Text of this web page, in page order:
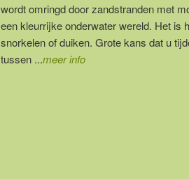
wordt omringd door zandstranden met
een kleurrijke onderwater wereld. Het is
snorkelen of duiken. Grote kans dat u
tussen ...meer info